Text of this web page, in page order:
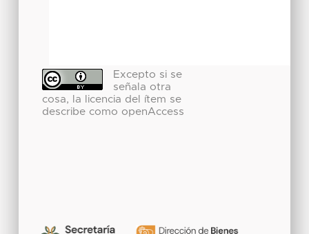
Excepto si se
señala otra
cosa, la licencia del ítem se
describe como openAccess